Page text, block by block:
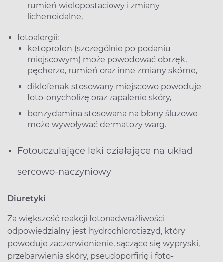
rumień wielopostaciowy i zmiany
lichenoidalne,
fotoalergii:
ketoprofen (szczególnie po podaniu
miejscowym) może powodować obrzęk,
pęcherze, rumień oraz inne zmiany skórne,
diklofenak stosowany miejscowo powoduje
foto-onycholizę oraz zapalenie skóry,
benzydamina stosowana na błony śluzowe
może wywoływać dermatozy warg.
Fotouczulające leki działające na układ
sercowo-naczyniowy
Diuretyki
Za większość reakcji fotonadwrażliwości
odpowiedzialny jest hydrochlorotiazyd, który
powoduje zaczerwienienie, sączące się wypryski,
przebarwienia skóry, pseudoporfirię i foto-